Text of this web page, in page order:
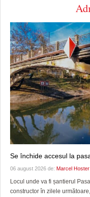
Se închide accesul la
06 august 2026 de: Marcel Hoster
Locul unde va fi șantierul
constructor în zilele